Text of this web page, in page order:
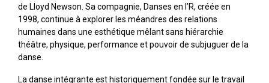
de Lloyd Newson. Sa compagnie, Danses en l’R, créée en
1998, continue à explorer les méandres des relations
humaines dans une esthétique mêlant sans hiérarchie
théâtre, physique, performance et pouvoir de subjuguer de la
danse.
La danse intégrante est historiquement fondée sur le travail